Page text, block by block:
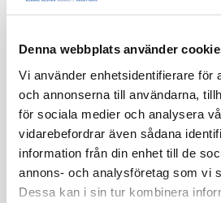
Denna webbplats använder
Vi använder enhetsidentifierare för
och annonserna till användarna,
för sociala medier och analysera
vidarebefordrar även sådana
information från din enhet till de
annons- och analysföretag som vi
Dessa kan i sin tur kombinera
Registrera dig
Specifikation